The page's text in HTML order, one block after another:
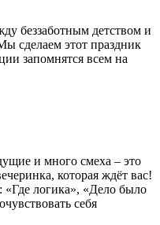
беззаботным детством и
сделаем этот праздник
запомнятся всем на
и много смеха – это
которая ждёт вас!
логика», «Дело было
себя